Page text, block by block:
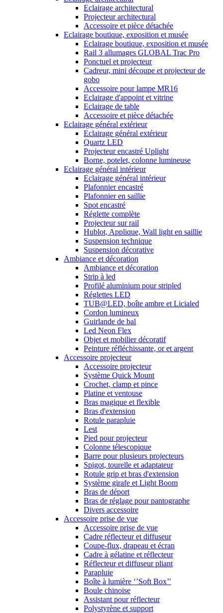
Eclairage architectural
Projecteur architectural
Accessoire et pièce détachée
Eclairage boutique, exposition et musée
Eclairage boutique, exposition et musée
Rail 3 allumages GLOBAL Trac Pro
Ponctuel et projecteur
Cadreur, mini découpe et projecteur de
gobo
Accessoire pour lampe MR16
Eclairage d'appoint et vitrine
Eclairage de table
Accessoire et pièce détachée
Eclairage général extérieur
Eclairage général extérieur
Quartz LED
Projecteur encastré Uplight
Borne, potelet, colonne lumineuse
Eclairage général intérieur
Eclairage général intérieur
Plafonnier encastré
Plafonnier en saillie
Spot encastré
Réglette complète
Projecteur sur rail
Hublot, Applique, Wall light en saillie
Suspension technique
Suspension décorative
Ambiance et décoration
Ambiance et décoration
Strip à led
Profilé aluminium pour stripled
Réglettes LED
TUB@LED, boîte ambre et Licialed
Cordon lumineux
Guirlande de bal
Led Neon Flex
Objet et mobilier décoratif
Peinture réfléchissante, or et argent
Accessoire projecteur
Accessoire projecteur
Système Quick Mount
Crochet, clamp et pince
Platine et ventouse
Bras magique et flexible
Bras d'extension
Rotule parapluie
Lest
Pied pour projecteur
Colonne télescopique
Barre pour plusieurs projecteurs
Spigot, tourelle et adaptateur
Rotule grip et bras d'extension
Système girafe et Light Boom
Bras de déport
Bras de réglage pour pantographe
Divers accessoire
Accessoire prise de vue
Accessoire prise de vue
Cadre réflecteur et diffuseur
Coupe-flux, drapeau et écran
Cadre à gélatine et réflecteur
Réflecteur et diffuseur pliant
Parapluie
Boîte à lumière ‘’Soft Box’’
Boule chinoise
Assistant pour réflecteur
Polystyrène et support